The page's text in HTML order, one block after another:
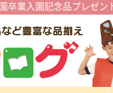
卒業入園記念品プレゼ